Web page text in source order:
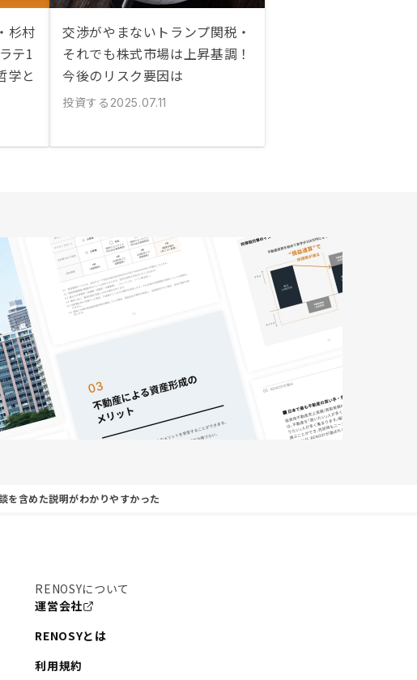
杉村
テ1
学と
交渉がやまないトランプ関税・
それでも株式市場は上昇基調！
今後のリスク要因は
投資する 2025.07.11
を含めた説明がわかりやすかった
RENOSYについて
運営会社
RENOSYとは
利用規約